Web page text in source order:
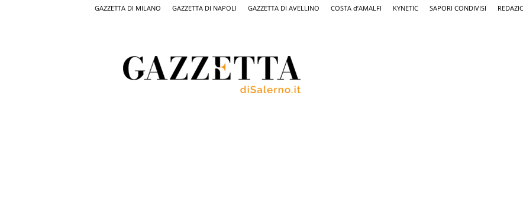
GAZZETTA DI MILANO GAZZETTA DI NAPOLI GAZZETTA DI AVELLINO COSTA d’AMALFI KYNETIC SAPORI CONDIVISI
Salerno,
il
quotidiano